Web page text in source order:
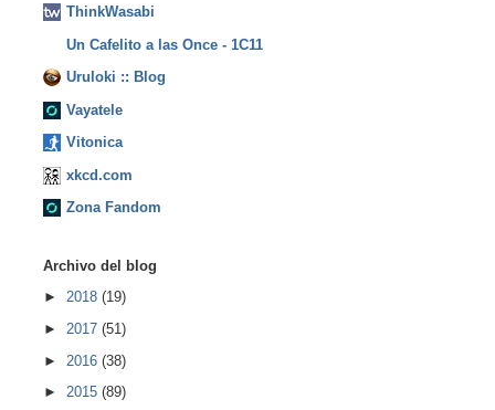
ThinkWasabi
Un Cafelito a las Once - 1C11
Uruloki :: Blog
Vayatele
Vitonica
xkcd.com
Zona Fandom
Archivo del blog
► 2018 (19)
► 2017 (51)
► 2016 (38)
► 2015 (89)